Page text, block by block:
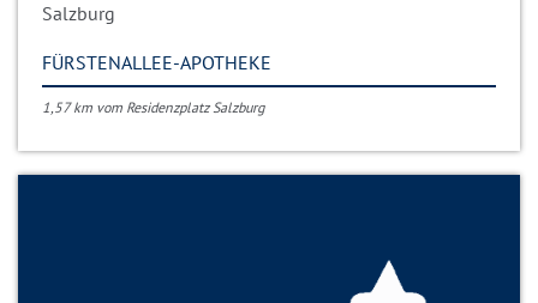
Salzburg
FÜRSTENALLEE-APOTHEKE
1,57 km vom Residenzplatz Salzburg